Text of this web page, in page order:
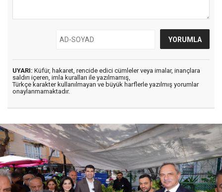
UYARI: Küfür, hakaret, rencide edici cümleler veya imalar, inançlara
saldırı içeren, imla kuralları ile yazılmamış,
Türkçe karakter kullanılmayan ve büyük harflerle yazılmış yorumlar
onaylanmamaktadır.